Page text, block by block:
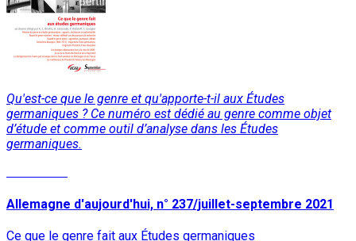
Qu'est-ce que le genre et qu'apporte-t-il aux Études
germaniques ? Ce numéro est dédié au genre comme objet
d’étude et comme outil d’analyse dans les Études
germaniques.
Allemagne d'aujourd'hui, n° 237/juillet-septembre 2021
Ce que le genre fait aux Études germaniques